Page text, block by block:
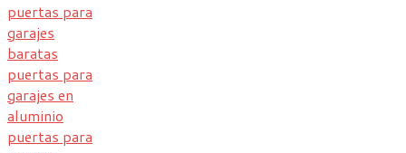
puertas para
garajes
baratas
puertas para
garajes en
aluminio
puertas para